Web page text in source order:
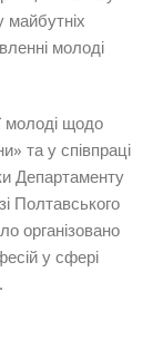
майбутніх
молоді
молоді щодо
та у співпраці
Департаменту
Полтавського
організовано
у сфері